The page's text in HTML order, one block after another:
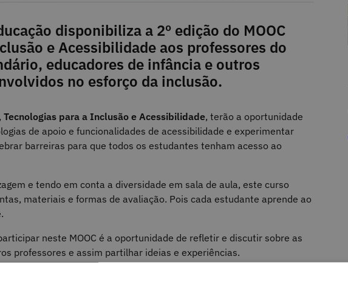
disponibiliza a 2º edição do MOOC
e Acessibilidade aos professores do
educadores de infância e outros
no esforço da inclusão.
Tecnologias para a Inclusão e Acessibilidade, terão a oportunidade
de apoio e funcionalidades de acessibilidade e experimentar
barreiras para que todos os estudantes tenham acesso ao
e tendo em conta a diversidade em sala de aula, este curso
materiais e formas de avaliação. Pois cada estudante aprende ao
neste MOOC é a oportunidade de refletir e discutir sobre as
professores e assim partilhar ideias e experiências.
módulos que incidem nas seguintes temáticas: Desenho Universal